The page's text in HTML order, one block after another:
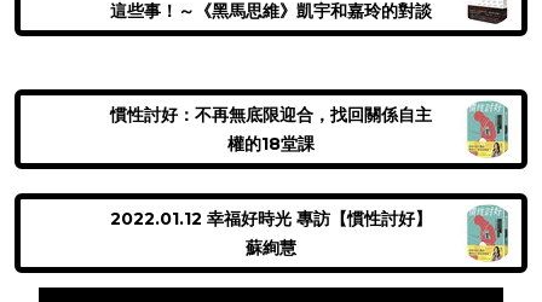
這些事！～《黑馬思維》凱宇和嘉玲的對談
慣性討好：不再無底限迎合，找回關係自主
權的18堂課
2022.01.12 幸福好時光 專訪【慣性討好】
蘇絢慧